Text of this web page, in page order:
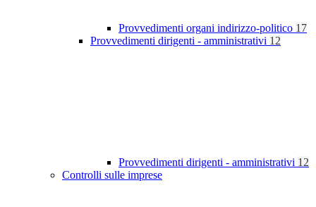
Provvedimenti organi indirizzo-politico 17
Provvedimenti dirigenti - amministrativi 12
Provvedimenti dirigenti - amministrativi 12
Controlli sulle imprese